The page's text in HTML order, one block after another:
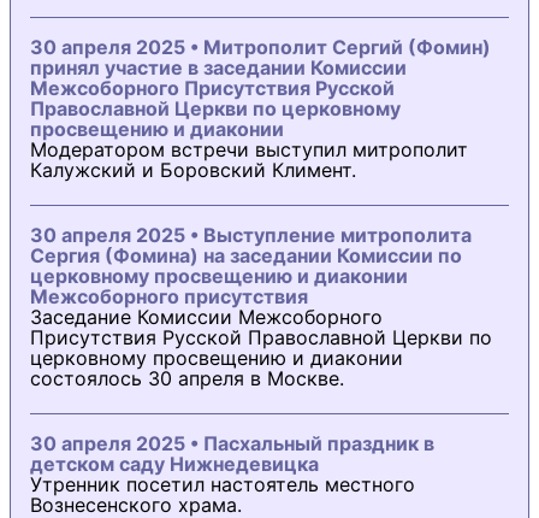
30 апреля 2025 • Митрополит Сергий (Фомин)
принял участие в заседании Комиссии
Межсоборного Присутствия Русской
Православной Церкви по церковному
просвещению и диаконии
Модератором встречи выступил митрополит
Калужский и Боровский Климент.
30 апреля 2025 • Выступление митрополита
Сергия (Фомина) на заседании Комиссии по
церковному просвещению и диаконии
Межсоборного присутствия
Заседание Комиссии Межсоборного
Присутствия Русской Православной Церкви по
церковному просвещению и диаконии
состоялось 30 апреля в Москве.
30 апреля 2025 • Пасхальный праздник в
детском саду Нижнедевицка
Утренник посетил настоятель местного
Вознесенского храма.